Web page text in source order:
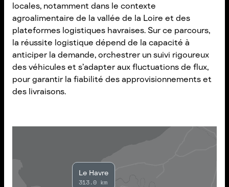
locales, notamment dans le contexte
agroalimentaire de la vallée de la Loire et des
plateformes logistiques havraises. Sur ce parcours,
la réussite logistique dépend de la capacité à
anticiper la demande, orchestrer un suivi rigoureux
des véhicules et s’adapter aux fluctuations de flux,
pour garantir la fiabilité des approvisionnements et
des livraisons.
Le Havre
313.0 km